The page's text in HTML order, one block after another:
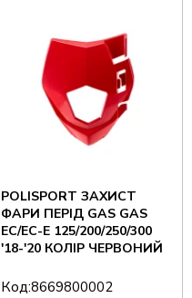
POLISPORT ЗАХИСТ
ФАРИ ПЕРІД GAS GAS
EC/EC-E 125/200/250/300
'18-'20 КОЛІР ЧЕРВОНИЙ
Код:8669800002